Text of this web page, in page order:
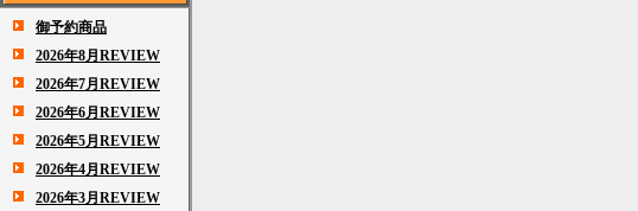
御予約商品
2026年8月REVIEW
2026年7月REVIEW
2026年6月REVIEW
2026年5月REVIEW
2026年4月REVIEW
2026年3月REVIEW